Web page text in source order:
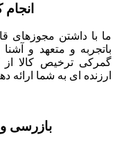
ما با داشتن مجوزهای
باتجربه و متعهد و
گمرکی ترخیص کالا
ارزنده ای به شما ارائه
بازرسی